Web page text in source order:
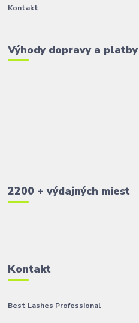
Kontakt
Výhody dopravy a platby
2200 + výdajných miest
Kontakt
Best Lashes Professional